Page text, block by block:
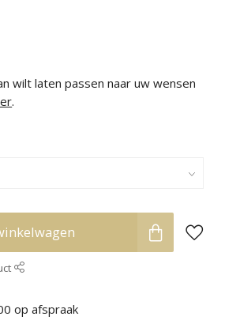
wilt laten passen naar uw wensen
.
op afspraak